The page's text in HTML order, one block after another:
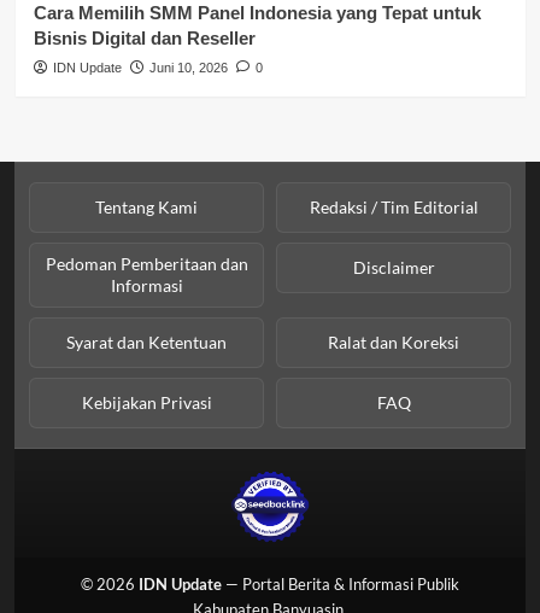
Cara Memilih SMM Panel Indonesia yang Tepat untuk
Bisnis Digital dan Reseller
IDN Update Juni 10, 2026 0
Tentang Kami Redaksi / Tim Editorial
Pedoman Pemberitaan dan
Informasi
Disclaimer
Syarat dan Ketentuan Ralat dan Koreksi
Kebijakan Privasi FAQ
© 2026 IDN Update — Portal Berita & Informasi Publik